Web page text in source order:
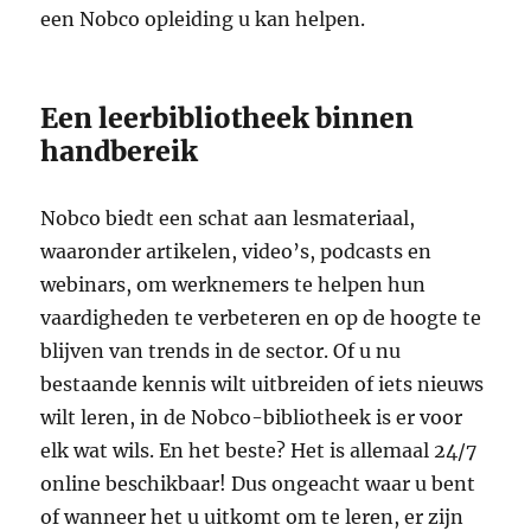
een Nobco opleiding u kan helpen.
Een leerbibliotheek binnen
handbereik
Nobco biedt een schat aan lesmateriaal,
waaronder artikelen, video’s, podcasts en
webinars, om werknemers te helpen hun
vaardigheden te verbeteren en op de hoogte te
blijven van trends in de sector. Of u nu
bestaande kennis wilt uitbreiden of iets nieuws
wilt leren, in de Nobco-bibliotheek is er voor
elk wat wils. En het beste? Het is allemaal 24/7
online beschikbaar! Dus ongeacht waar u bent
of wanneer het u uitkomt om te leren, er zijn